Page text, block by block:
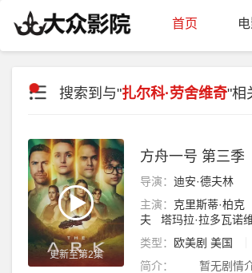
首页
搜索到与"扎尔科·劳舍维奇"相
更新至第2集
方舟一号 第三季
导演： 迪安·德夫林
主演： 克里斯蒂·柏克
夫
塔玛拉·拉多瓦诺
类型：
欧美剧 美国
简介：
暂无剧情